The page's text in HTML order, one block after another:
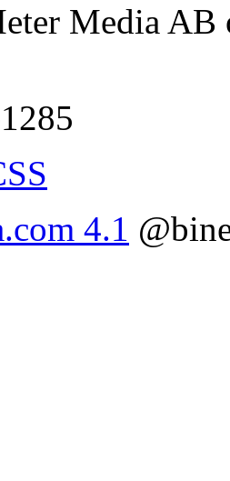
Media AB
4.1